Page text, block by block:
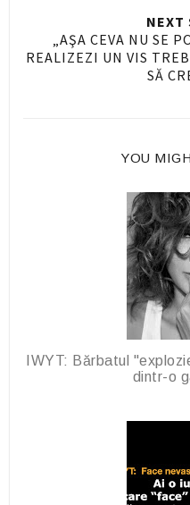
F
a
c
o
NEXT
„AŞA CEVA NU SE
REALIZEZI UN VIS
SĂ
YOU
IWYT: Bărbatul
dintr-o